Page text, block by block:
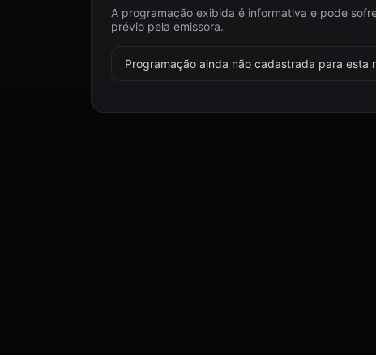
A programação exibida é informativa e pode
prévio pela emissora.
Programação ainda não cadastrada para esta